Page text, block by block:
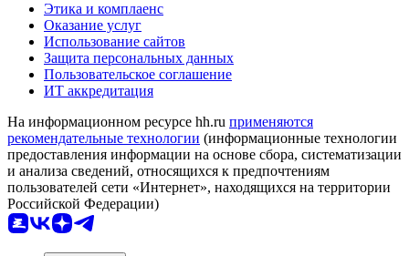
Этика и комплаенс
Оказание услуг
Использование сайтов
Защита персональных данных
Пользовательское соглашение
ИТ аккредитация
На информационном ресурсе hh.ru применяются
рекомендательные технологии (информационные технологии
предоставления информации на основе сбора, систематизации
и анализа сведений, относящихся к предпочтениям
пользователей сети «Интернет», находящихся на территории
Российской Федерации)